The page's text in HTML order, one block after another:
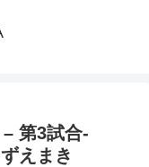
第3試合-
えまき